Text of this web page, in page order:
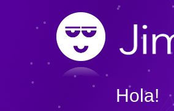
Hola!